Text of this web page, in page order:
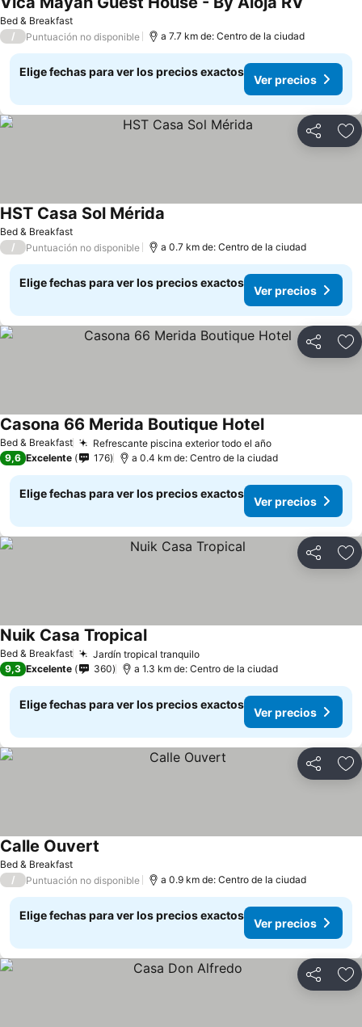
Bed & Breakfast
/ Puntuación no disponible a 7.7 km de: Centro de la ciudad
Elige fechas para ver los precios exactos
Ver precios
Compartir
Bed & Breakfast
HST Casa Sol Mérida
/ Puntuación no disponible a 0.7 km de: Centro de la ciudad
Elige fechas para ver los precios exactos
Ver precios
Compartir
Bed & Breakfast Refrescante piscina exterior todo el año
Casona 66 Merida Boutique Hotel
9,6 Excelente 176 a 0.4 km de: Centro de la ciudad
Elige fechas para ver los precios exactos
Ver precios
Compartir
Bed & Breakfast Jardín tropical tranquilo
Nuik Casa Tropical
9,3 Excelente 360 a 1.3 km de: Centro de la ciudad
Elige fechas para ver los precios exactos
Ver precios
Compartir
Bed & Breakfast
Calle Ouvert
/ Puntuación no disponible a 0.9 km de: Centro de la ciudad
Elige fechas para ver los precios exactos
Ver precios
Compartir